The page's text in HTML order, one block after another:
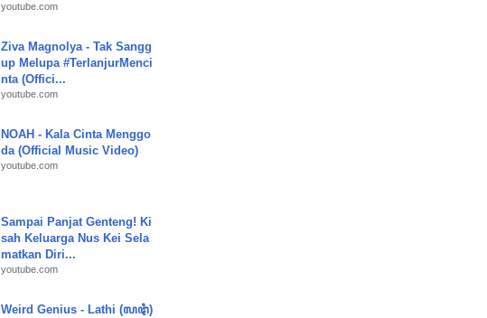
youtube.com
Ziva Magnolya - Tak Sangg
up Melupa #TerlanjurMenci
nta (Offici...
youtube.com
NOAH - Kala Cinta Menggo
da (Official Music Video)
youtube.com
Sampai Panjat Genteng! Ki
sah Keluarga Nus Kei Sela
matkan Diri...
youtube.com
Weird Genius - Lathi (ꦭꦛꦶ)